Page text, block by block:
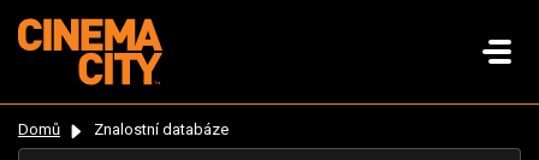
Domů Znalostní databáze